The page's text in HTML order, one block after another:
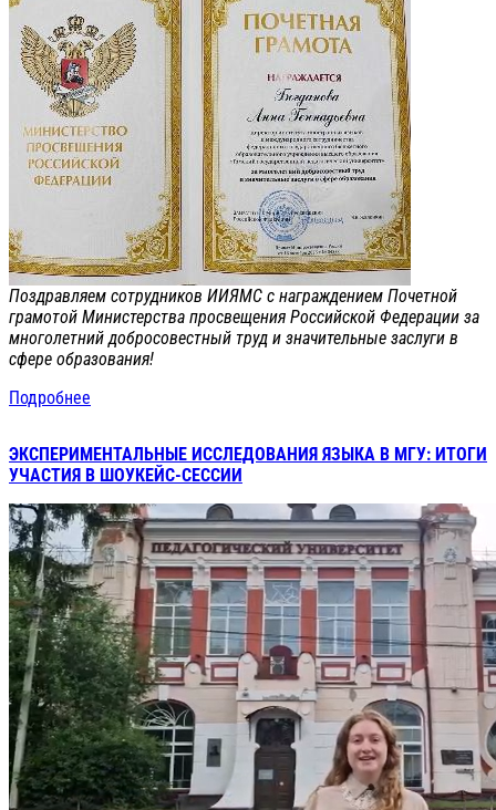
Поздравляем сотрудников ИИЯМС с награждением Почетной
грамотой Министерства просвещения Российской Федерации за
многолетний добросовестный труд и значительные заслуги в
сфере образования!
Подробнее
ЭКСПЕРИМЕНТАЛЬНЫЕ ИССЛЕДОВАНИЯ ЯЗЫКА В МГУ: ИТОГИ
УЧАСТИЯ В ШОУКЕЙС-СЕССИИ